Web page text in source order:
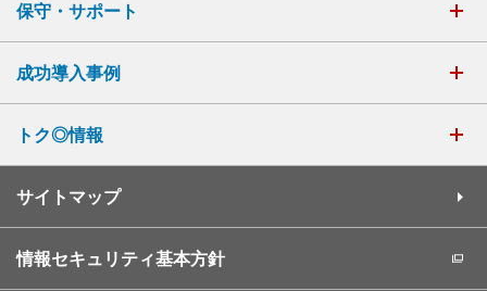
保守・サポート
成功導入事例
トク◎情報
サイトマップ
情報セキュリティ基本方針